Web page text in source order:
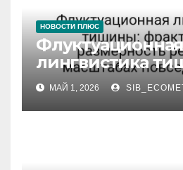
НОВОСТИ ПЛЮС
лингвистика
фрактальная
ремонта в
повседневности
МАЙ 1, 2026